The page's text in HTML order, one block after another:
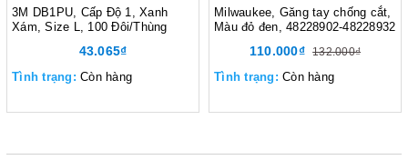
3M DB1PU, Cấp Độ 1, Xanh
Xám, Size L, 100 Đôi/Thùng
43.065₫
Tình trạng: Còn hàng
Milwaukee, Găng tay chống cắt,
Màu đỏ đen, 48228902-48228932
110.000₫ 132.000₫
Tình trạng: Còn hàng